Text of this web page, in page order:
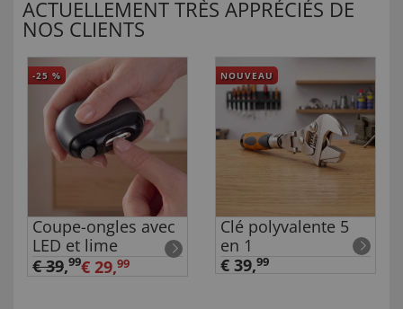
ACTUELLEMENT TRÈS APPRÉCIÉS DE
NOS CLIENTS
-25 %
Coupe-ongles avec
LED et lime
€ 39,99€ 29,99
NOUVEAU
Clé polyvalente 5
en 1
€ 39,99